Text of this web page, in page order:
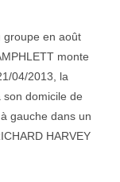
groupe en août
monte
04/2013, la
domicile de
gauche dans un
HARVEY